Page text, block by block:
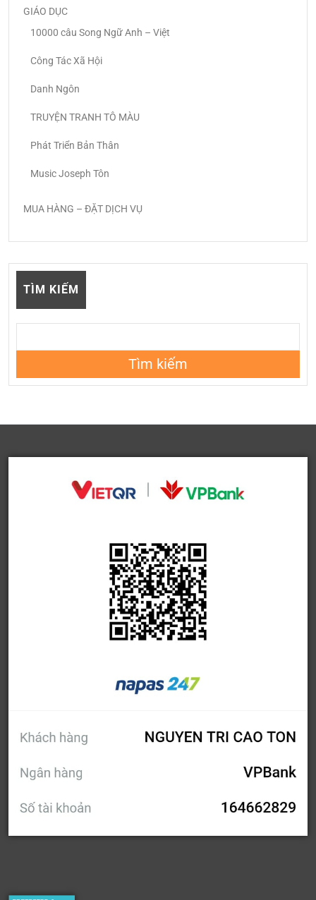
GIÁO DỤC
10000 câu Song Ngữ Anh – Việt
Công Tác Xã Hội
Danh Ngôn
TRUYỆN TRANH TÔ MÀU
Phát Triển Bản Thân
Music Joseph Tôn
MUA HÀNG – ĐẶT DỊCH VỤ
TÌM KIẾM
Tìm kiếm